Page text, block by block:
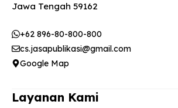
Jawa Tengah 59162
+62 896-80-800-800
cs.jasapublikasi@gmail.com
Google Map
Layanan Kami